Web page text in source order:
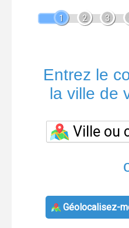
1 2 3
Entrez le
la ville de
Géolocalisez-